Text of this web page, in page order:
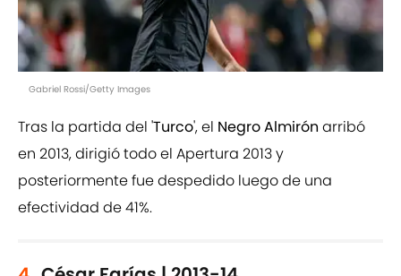
Gabriel Rossi/Getty Images
Tras la partida del 'Turco', el Negro Almirón arribó
en 2013, dirigió todo el Apertura 2013 y
posteriormente fue despedido luego de una
efectividad de 41%.